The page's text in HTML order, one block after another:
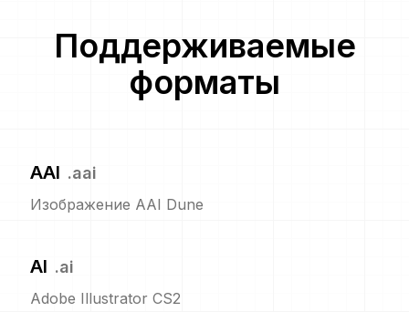
Поддерживаемые
форматы
AAI .aai
Изображение AAI Dune
AI .ai
Adobe Illustrator CS2